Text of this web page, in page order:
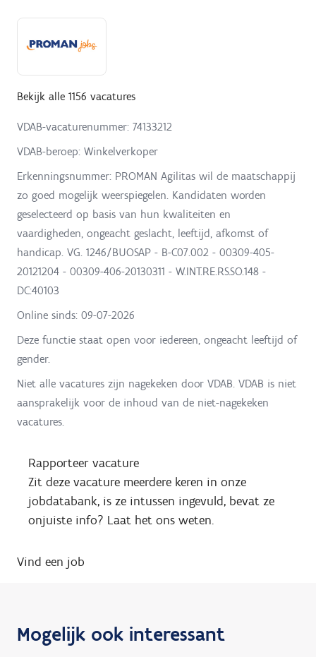
Bekijk alle 1156 vacatures
VDAB-vacaturenummer: 74133212
VDAB-beroep: Winkelverkoper
Erkenningsnummer: PROMAN Agilitas wil de maatschappij
zo goed mogelijk weerspiegelen. Kandidaten worden
geselecteerd op basis van hun kwaliteiten en
vaardigheden, ongeacht geslacht, leeftijd, afkomst of
handicap. VG. 1246/BUOSAP - B-C07.002 - 00309-405-
20121204 - 00309-406-20130311 - W.INT.RE.RS.SO.148 -
DC:40103
Online sinds: 09-07-2026
Deze functie staat open voor iedereen, ongeacht leeftijd of
gender.
Niet alle vacatures zijn nagekeken door VDAB. VDAB is niet
aansprakelijk voor de inhoud van de niet-nagekeken
vacatures.
Rapporteer vacature
Zit deze vacature meerdere keren in onze
jobdatabank, is ze intussen ingevuld, bevat ze
onjuiste info? Laat het ons weten.
Vind een job
Mogelijk ook interessant